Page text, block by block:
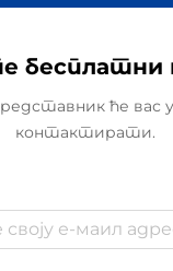
ће вас
контактирати.